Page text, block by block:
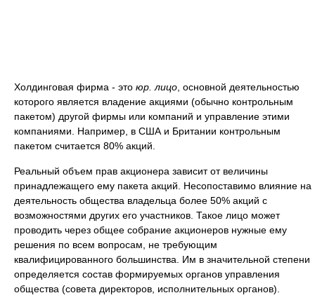
Холдинговая фирма - это юр. лицо , основной деятельностью
которого является владение акциями (обычно контрольным
пакетом) другой фирмы или компаний и управление этими
компаниями. Например, в США и Британии контрольным
пакетом считается 80% акций.
Реальный объем прав акционера зависит от величины
принадлежащего ему пакета акций. Несопоставимо влияние на
деятельность общества владельца более 50% акций с
возможностями других его участников. Такое лицо может
проводить через общее собрание акционеров нужные ему
решения по всем вопросам, не требующим
квалифицированного большинства. Им в значительной степени
определяется состав формируемых органов управления
общества (совета директоров, исполнительных органов).